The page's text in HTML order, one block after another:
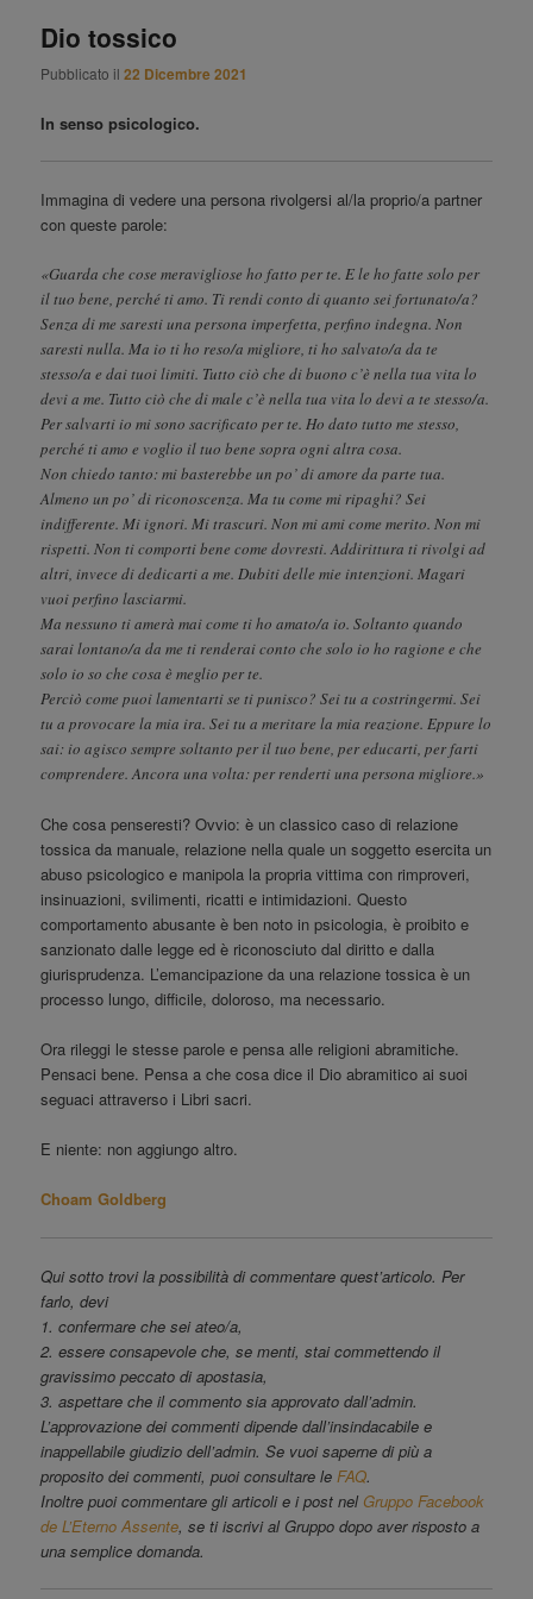
Dio tossico
Pubblicato il22 Dicembre 2021
In senso psicologico.
Immagina di vedere una persona rivolgersi al/la proprio/a partner
con queste parole:
«Guarda che cose meravigliose ho fatto per te. E le ho fatte solo per
il tuo bene, perché ti amo. Ti rendi conto di quanto sei fortunato/a?
Senza di me saresti una persona imperfetta, perfino indegna. Non
saresti nulla. Ma io ti ho reso/a migliore, ti ho salvato/a da te
stesso/a e dai tuoi limiti. Tutto ciò che di buono c’è nella tua vita lo
devi a me. Tutto ciò che di male c’è nella tua vita lo devi a te stesso/a.
Per salvarti io mi sono sacrificato per te. Ho dato tutto me stesso,
perché ti amo e voglio il tuo bene sopra ogni altra cosa.
Non chiedo tanto: mi basterebbe un po’ di amore da parte tua.
Almeno un po’ di riconoscenza. Ma tu come mi ripaghi? Sei
indifferente. Mi ignori. Mi trascuri. Non mi ami come merito. Non mi
rispetti. Non ti comporti bene come dovresti. Addirittura ti rivolgi ad
altri, invece di dedicarti a me. Dubiti delle mie intenzioni. Magari
vuoi perfino lasciarmi.
Ma nessuno ti amerà mai come ti ho amato/a io. Soltanto quando
sarai lontano/a da me ti renderai conto che solo io ho ragione e che
solo io so che cosa è meglio per te.
Perciò come puoi lamentarti se ti punisco? Sei tu a costringermi. Sei
tu a provocare la mia ira. Sei tu a meritare la mia reazione. Eppure lo
sai: io agisco sempre soltanto per il tuo bene, per educarti, per farti
comprendere. Ancora una volta: per renderti una persona migliore.»
Che cosa penseresti? Ovvio: è un classico caso di relazione
tossica da manuale, relazione nella quale un soggetto esercita un
abuso psicologico e manipola la propria vittima con rimproveri,
insinuazioni, svilimenti, ricatti e intimidazioni. Questo
comportamento abusante è ben noto in psicologia, è proibito e
sanzionato dalle legge ed è riconosciuto dal diritto e dalla
giurisprudenza. L’emancipazione da una relazione tossica è un
processo lungo, difficile, doloroso, ma necessario.
Ora rileggi le stesse parole e pensa alle religioni abramitiche.
Pensaci bene. Pensa a che cosa dice il Dio abramitico ai suoi
seguaci attraverso i Libri sacri.
E niente: non aggiungo altro.
Choam Goldberg
Qui sotto trovi la possibilità di commentare quest’articolo. Per
farlo, devi
1. confermare che sei ateo/a,
2. essere consapevole che, se menti, stai commettendo il
gravissimo peccato di apostasia,
3. aspettare che il commento sia approvato dall’admin.
L’approvazione dei commenti dipende dall’insindacabile e
inappellabile giudizio dell’admin. Se vuoi saperne di più a
proposito dei commenti, puoi consultare le FAQ.
Inoltre puoi commentare gli articoli e i post nel Gruppo Facebook
de L’Eterno Assente, se ti iscrivi al Gruppo dopo aver risposto a
una semplice domanda.